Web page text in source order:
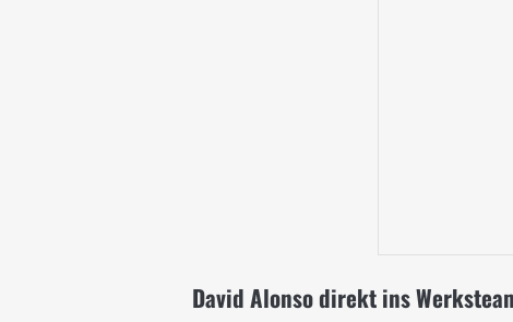
David Alonso direkt ins